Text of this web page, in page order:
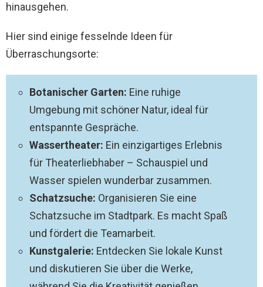
hinausgehen.
Hier sind einige fesselnde Ideen für
Überraschungsorte:
Botanischer Garten: Eine ruhige
Umgebung mit schöner Natur, ideal für
entspannte Gespräche.
Wassertheater: Ein einzigartiges Erlebnis
für Theaterliebhaber – Schauspiel und
Wasser spielen wunderbar zusammen.
Schatzsuche: Organisieren Sie eine
Schatzsuche im Stadtpark. Es macht Spaß
und fördert die Teamarbeit.
Kunstgalerie: Entdecken Sie lokale Kunst
und diskutieren Sie über die Werke,